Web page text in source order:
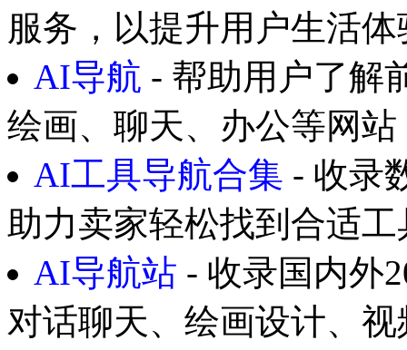
服务，以提升用户生活体
AI导航 - 帮助用户了解
绘画、聊天、办公等网
AI工具导航合集 - 收录
助力卖家轻松找到合适
AI导航站 - 收录国内外
对话聊天、绘画设计、